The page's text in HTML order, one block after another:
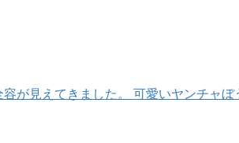
が見えてきました。 可愛いヤンチャ